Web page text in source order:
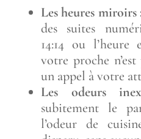
Les heures miroirs
des suites
14:14 ou l’heure
votre proche n’est
un appel à votre
Les odeurs
subitement le
l’odeur de